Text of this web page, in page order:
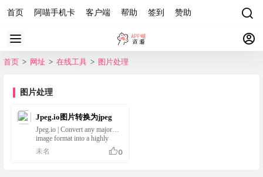
首页 阿喵手机卡 客户端 帮助 签到 赞助
首页 > 网址 > 在线工具 > 图片处理
图片处理
Jpeg.io图片转换为jpeg
Jpeg.io | Convert any major
image format into a highly
optimized JPEG
未名 0